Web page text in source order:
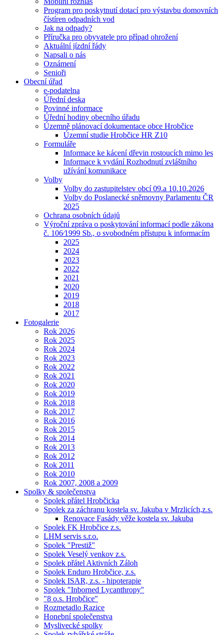
Program pro poskytnutí dotací pro výstavbu domovních
čístíren odpadních vod
Jak na odpady?
Příručka pro obyvatele pro případ ohrožení
Aktuální jízdní řády
Napsali o nás
Oznámení
Senioři
Obecní úřad
e-podatelna
Úřední deska
Povinné informace
Úřední hodiny obecního úřadu
Územně plánovací dokumentace obce Hrobčice
Územní studie Hrobčice HR Z10
Formuláře
Informace ke kácení dřevin rostoucích mimo les
Informace k vydání Rozhodnutí zvláštního
užívání komunikace
Volby
Volby do zastupitelstev obcí 09.a 10.10.2026
Volby do Poslanecké sněmovny Parlamentu ČR
2025
Ochrana osobních údajů
Výroční zpráva o poskytování informací podle zákona
č. 106⁄1999 Sb., o svobodném přístupu k informacím
2025
2024
2023
2022
2021
2020
2019
2018
2017
Fotogalerie
Rok 2026
Rok 2025
Rok 2024
Rok 2023
Rok 2022
Rok 2021
Rok 2020
Rok 2019
Rok 2018
Rok 2017
Rok 2016
Rok 2015
Rok 2014
Rok 2013
Rok 2012
Rok 2011
Rok 2010
Rok 2007, 2008 a 2009
Spolky & společenstva
Spolek přátel Hrobčicka
Spolek za záchranu kostela sv. Jakuba v Mrzlicích,z.s.
Renovace Fasády věže kostela sv. Jakuba
Spolek FK Hrobčice z.s.
LHM servis s.r.o.
Spolek "Prestiž"
Spolek Veselý venkov z.s.
Spolek přátel Aktivních Záloh
Spolek Enduro Hrobčice, z.s.
Spolek ISAR, z.s. - hipoterapie
Spolek "Inborned Lycanthropy"
"8 o.s. Hrobčice"
Rozmetadlo Razice
Honební společenstva
Myslivecké spolky